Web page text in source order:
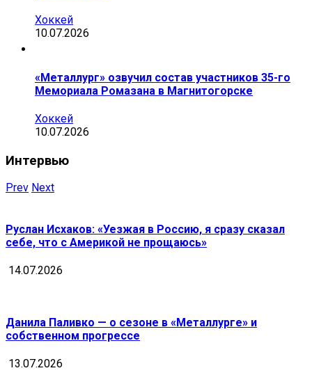
Хоккей
10.07.2026
«Металлург» озвучил состав участников 35-го
Мемориала Ромазана в Магнитогорске
Хоккей
10.07.2026
Интервью
Prev Next
Руслан Исхаков: «Уезжая в Россию, я сразу сказал
себе, что с Америкой не прощаюсь»
14.07.2026
Данила Паливко — о сезоне в «Металлурге» и
собственном прогрессе
13.07.2026